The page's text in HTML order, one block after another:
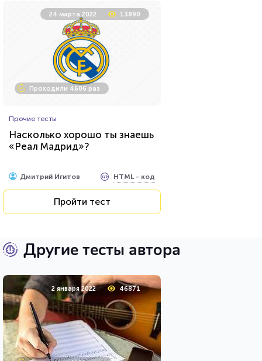
24 марта 2022 13890
Проходили 4606 раз
Прочие тесты
Насколько хорошо ты знаешь
«Реал Мадрид»?
Дмитрий Игитов HTML - код
Пройти тест
Другие тесты автора
2 января 2022 46871